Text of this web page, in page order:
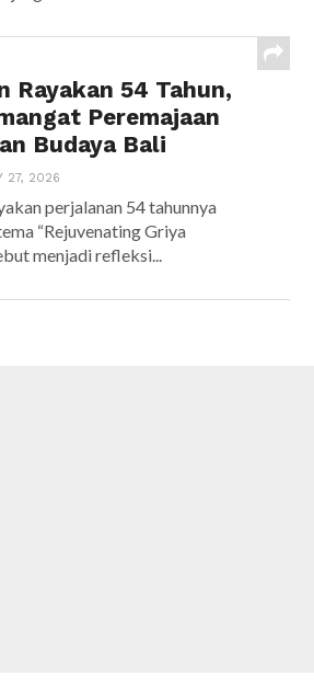
Rayakan 54 Tahun,
Peremajaan
Budaya Bali
27, 2026
perjalanan 54 tahunnya
“Rejuvenating Griya
menjadi refleksi...